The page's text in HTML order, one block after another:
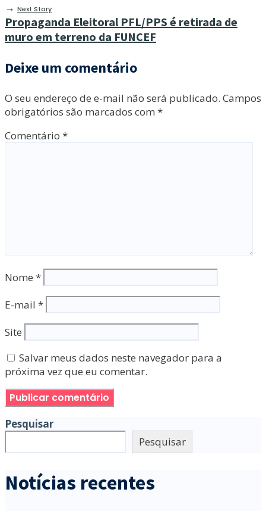
→ Next Story
Propaganda Eleitoral PFL/PPS é retirada de
muro em terreno da FUNCEF
Deixe um comentário
O seu endereço de e-mail não será publicado. Campos
obrigatórios são marcados com *
Comentário *
Nome *
E-mail *
Site
Salvar meus dados neste navegador para a
próxima vez que eu comentar.
Pesquisar
Pesquisar
Notícias recentes